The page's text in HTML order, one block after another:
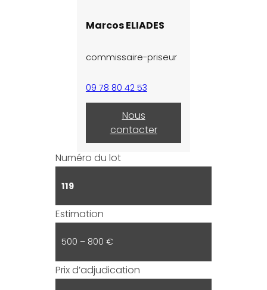
Marcos ELIADES
commissaire-priseur
09 78 80 42 53
Nous
contacter
Numéro du lot
119
Estimation
500 – 800 €
Prix d’adjudication